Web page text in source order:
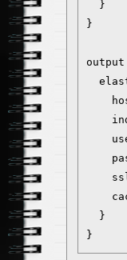
  }
}
  }
}